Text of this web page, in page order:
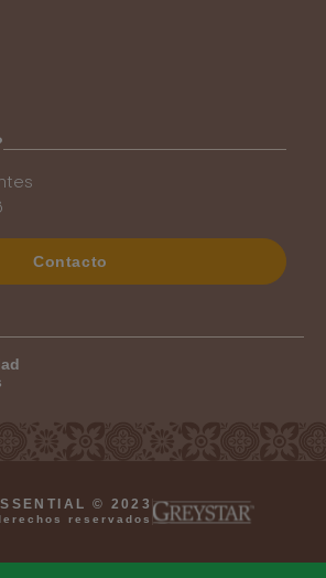
Contacto
© 2023
reservados